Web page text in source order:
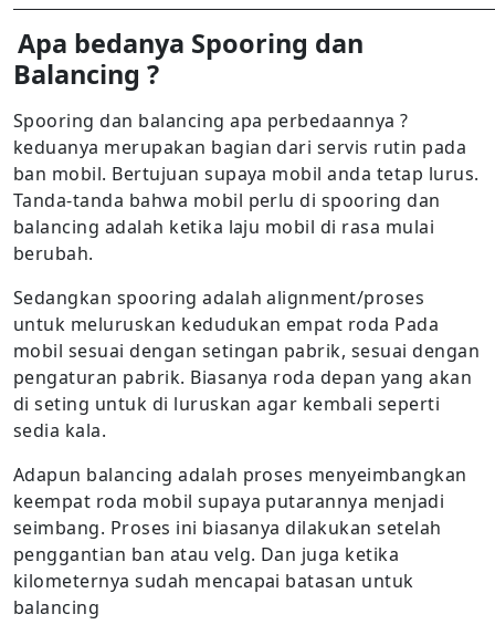
Apa bedanya Spooring dan
Balancing ?
Spooring dan balancing apa perbedaannya ?
keduanya merupakan bagian dari servis rutin pada
ban mobil. Bertujuan supaya mobil anda tetap lurus.
Tanda-tanda bahwa mobil perlu di spooring dan
balancing adalah ketika laju mobil di rasa mulai
berubah.
Sedangkan spooring adalah alignment/proses
untuk meluruskan kedudukan empat roda Pada
mobil sesuai dengan setingan pabrik, sesuai dengan
pengaturan pabrik. Biasanya roda depan yang akan
di seting untuk di luruskan agar kembali seperti
sedia kala.
Adapun balancing adalah proses menyeimbangkan
keempat roda mobil supaya putarannya menjadi
seimbang. Proses ini biasanya dilakukan setelah
penggantian ban atau velg. Dan juga ketika
kilometernya sudah mencapai batasan untuk
balancing